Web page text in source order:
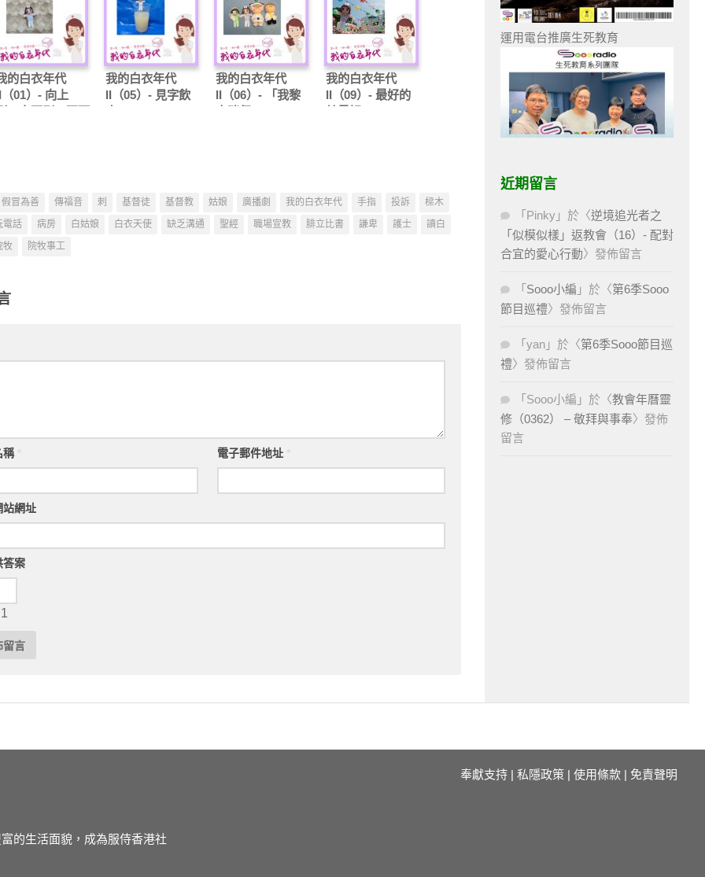
的白衣年代
01）- 向上
我的白衣年代
II（05）- 見字飲
我的白衣年代
II（06）- 「我黎
我的白衣年代
II（09）- 最好的
假冒為善 傳福音 刺 基督徒 基督教 姑娘 廣播劇 我的白衣年代 手指 投訴
樑木
電話
病房 白姑娘 白衣天使 缺乏溝通 聖經 職場宣教 腓立比書 謙卑 護士
讀白
牧
院牧事工
稱 電子郵件地址
站網址
答案
運用電台推廣生死教育
近期留言
「 Pinky 」於〈逆境追光者之
「似模似樣」返教會（16）- 配對
合宜的愛心行動〉發佈留言
「 Sooo小編 」於〈第6季Sooo
節目巡禮〉發佈留言
「 yan 」於〈第6季Sooo節目巡
禮〉發佈留言
「 Sooo小編 」於〈教會年曆靈
修（0362） – 敬拜與事奉〉發佈
留言
的生活面貌，成為服侍香港社
奉獻支持 | 私隱政策 | 使用條款 | 免責聲明